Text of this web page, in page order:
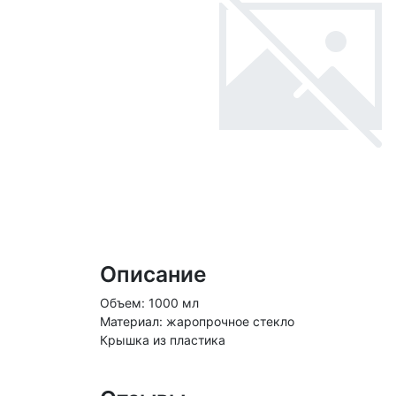
Описание
Объем: 1000 мл
Материал: жаропрочное стекло
Крышка из пластика